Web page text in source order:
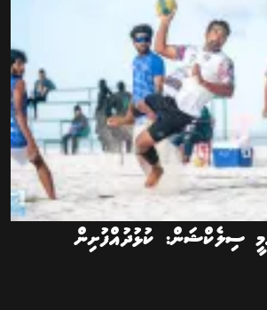
ސިލެކްޝަން: ކުޅުދުއްފުށިން